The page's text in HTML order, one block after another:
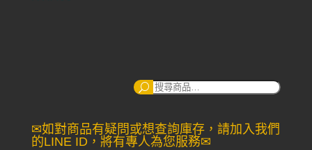
搜
✉如對商品有疑問或想查詢庫存，請加入我們
的LINE ID，將有專人為您服務✉